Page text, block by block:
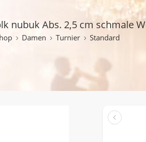
nubuk Abs. 2,5 cm schmale
Damen Turnier Standard